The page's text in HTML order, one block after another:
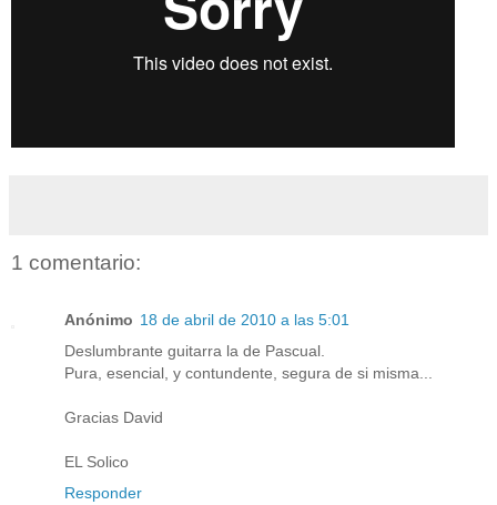
1 comentario:
Anónimo 18 de abril de 2010 a las 5:01
Deslumbrante guitarra la de Pascual.
Pura, esencial, y contundente, segura de si misma...
Gracias David
EL Solico
Responder